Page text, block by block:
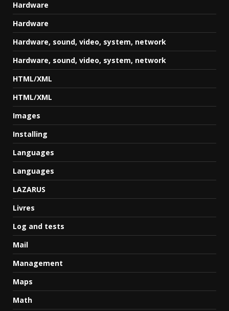
Hardware
Hardware
Hardware, sound, video, system, network
Hardware, sound, video, system, network
HTML/XML
HTML/XML
Images
Installing
Languages
Languages
LAZARUS
Livres
Log and tests
Mail
Management
Maps
Math